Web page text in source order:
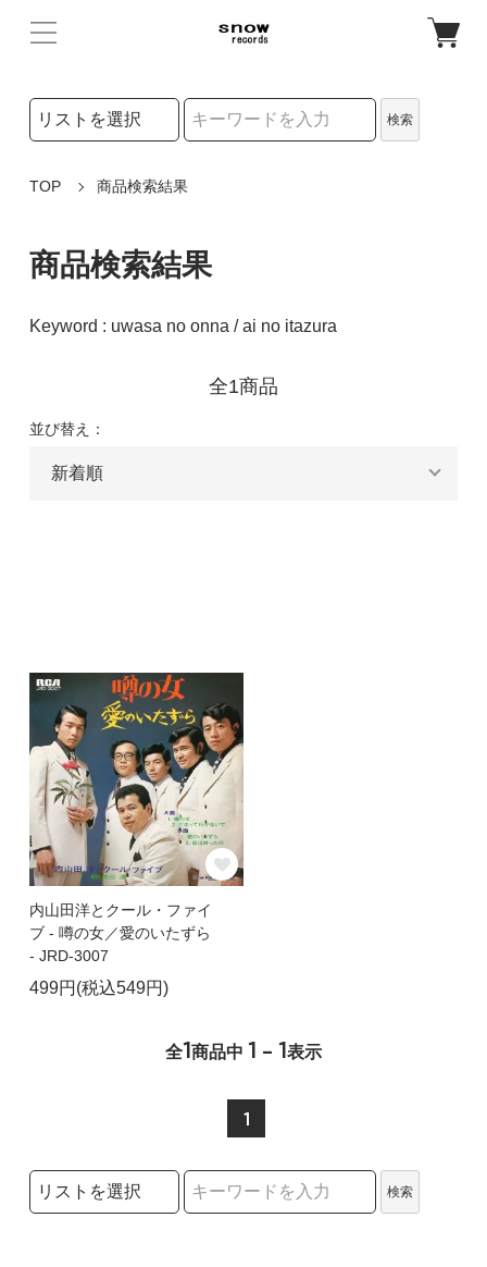
検索リストの選択
検索
TOP 商品検索結果
商品検索結果
Keyword : uwasa no onna / ai no itazura
全1商品
並び替え：
内山田洋とクール・ファイ
ブ - 噂の女／愛のいたずら
- JRD-3007
499円(税込549円)
全1商品中 1 - 1表示
1
検索リストの選択
検索